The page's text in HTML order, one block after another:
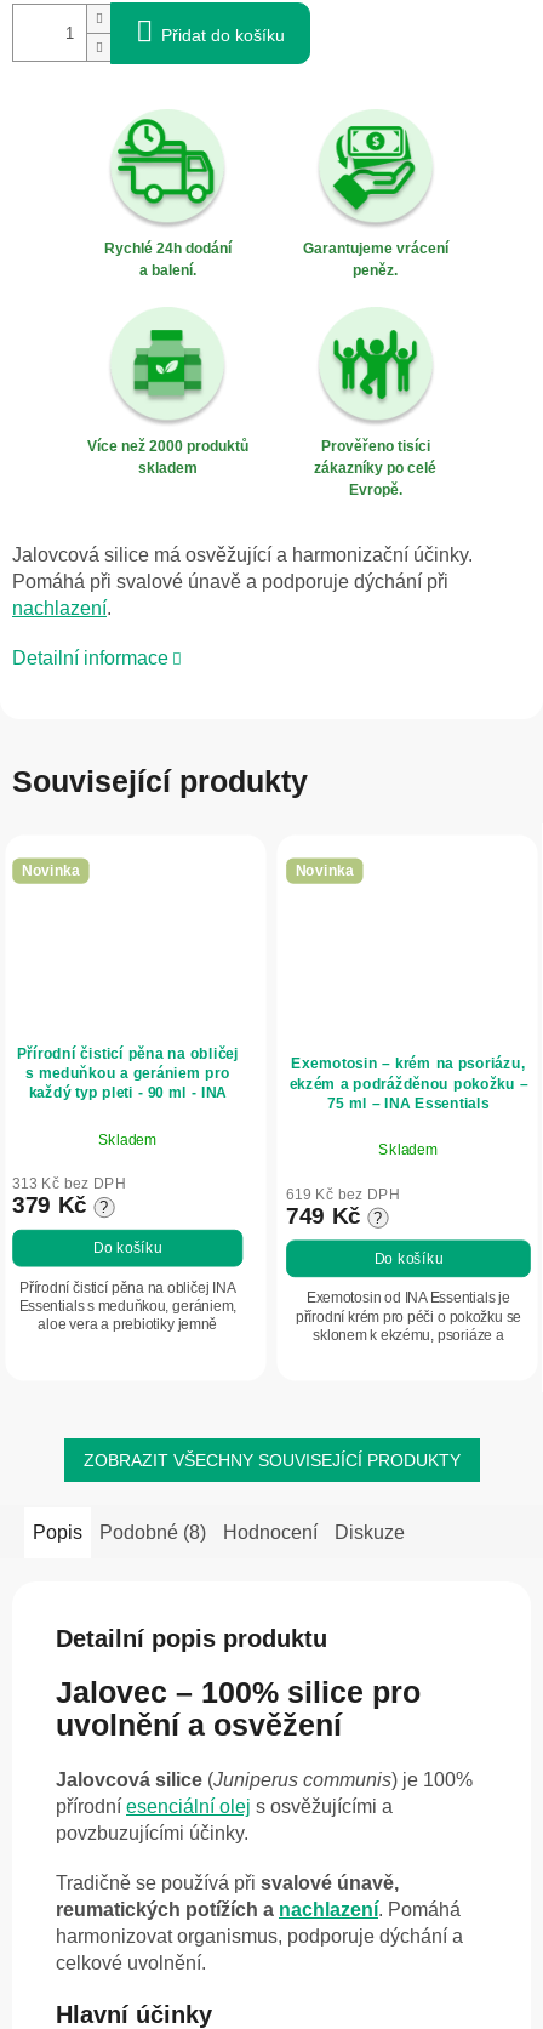
Přidat do košíku
Rychlé 24h dodání
a balení.
Garantujeme vrácení
peněz.
Více než 2000 produktů
skladem
Prověřeno tisíci
zákazníky po celé
Evropě.
Jalovcová silice má osvěžující a harmonizační účinky.
Pomáhá při svalové únavě a podporuje dýchání při
nachlazení.
Detailní informace
Související produkty
Novinka
Přírodní čisticí pěna na obličej
s meduňkou a gerániem pro
každý typ pleti - 90 ml - INA
Skladem
313 Kč bez DPH
379 Kč ?
Do košíku
Přírodní čisticí pěna na obličej INA
Essentials s meduňkou, gerániem,
aloe vera a prebiotiky jemně
Novinka
Exemotosin – krém na psoriázu,
ekzém a podrážděnou pokožku –
75 ml – INA Essentials
Skladem
619 Kč bez DPH
749 Kč ?
Do košíku
Exemotosin od INA Essentials je
přírodní krém pro péči o pokožku se
sklonem k ekzému, psoriáze a
ZOBRAZIT VŠECHNY SOUVISEJÍCÍ PRODUKTY
Popis Podobné (8) Hodnocení Diskuze
Detailní popis produktu
Jalovec – 100% silice pro
uvolnění a osvěžení
Jalovcová silice (Juniperus communis) je 100%
přírodní esenciální olej s osvěžujícími a
povzbuzujícími účinky.
Tradičně se používá při svalové únavě,
reumatických potížích a nachlazení. Pomáhá
harmonizovat organismus, podporuje dýchání a
celkové uvolnění.
Hlavní účinky